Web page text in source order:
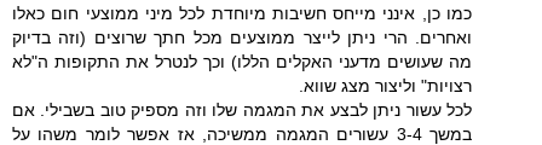
כמו כן, אינני מייחס חשיבות מיוחדת לכל מיני ממוצעי חום כאלו
ואחרים. הרי ניתן לייצר ממוצעים מכל חתך שרוצים (וזה בדיוק
מה שעושים מדעני האקלים הללו) וכך לנטרל את התקופות ה"לא
רצויות" וליצור מצג שווא.
לכל עשור ניתן לבצע את המגמה שלו וזה מספיק טוב בשבילי. אם
במשך 3-4 עשורים המגמה ממשיכה, אז אפשר לומר משהו על